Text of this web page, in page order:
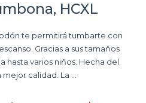
HCXL
te permitirá tumbarte con
Gracias a sus tamaňos
hasta varios niňos. Hecha del
calidad. La ...